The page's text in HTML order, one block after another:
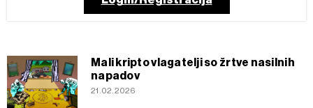
Mali kripto vlagatelji so žrtve nasilnih
napadov
21.02.2026